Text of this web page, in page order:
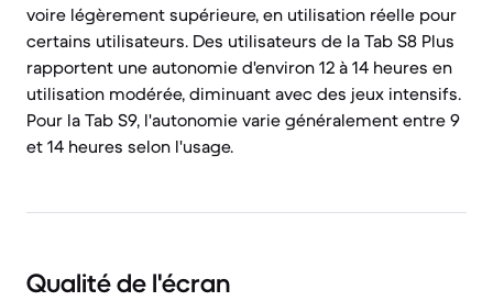
voire légèrement supérieure, en utilisation réelle pour
certains utilisateurs. Des utilisateurs de la Tab S8 Plus
rapportent une autonomie d'environ 12 à 14 heures en
utilisation modérée, diminuant avec des jeux intensifs.
Pour la Tab S9, l'autonomie varie généralement entre 9
et 14 heures selon l'usage.
Qualité de l'écran